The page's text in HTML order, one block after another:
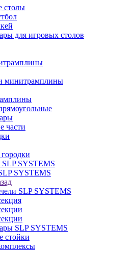
столы
для игровых столов
минитрамплины
части
SLP SYSTEMS
SYSTEMS
SLP SYSTEMS
SLP SYSTEMS
стойки